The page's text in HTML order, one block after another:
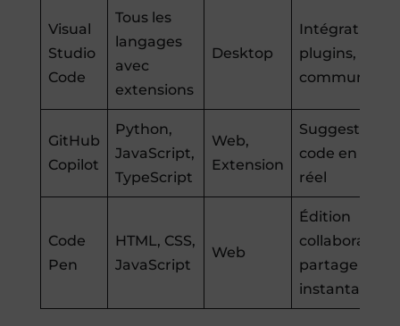
Visual
Studio
Code
Tous les
langages
avec
extensions
Desktop
Intégration
plugins,
GitHub
Copilot
Python,
JavaScript,
TypeScript
Web,
Extension
Suggestions
code en
réel
Code
Pen
HTML, CSS,
JavaScript
Web
Édition
collaborative,
partage
instantané